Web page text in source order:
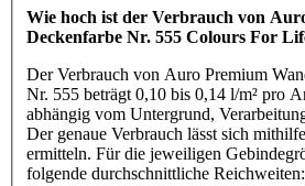
Wie hoch ist der Verbrauch von
Deckenfarbe Nr. 555 Colours For
Der Verbrauch von Auro Premium
Nr. 555 beträgt 0,10 bis 0,14 l/m² pro
abhängig vom Untergrund,
Der genaue Verbrauch lässt sich
ermitteln. Für die jeweiligen
folgende durchschnittliche Reichweiten: